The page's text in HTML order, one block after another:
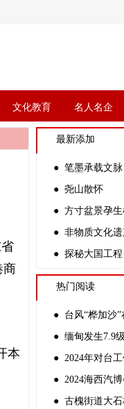
文化教育 名人名企
商
本
最新添加
● 尧山散怀
● 方寸盆景孕
热门阅读
● 2024海西汽